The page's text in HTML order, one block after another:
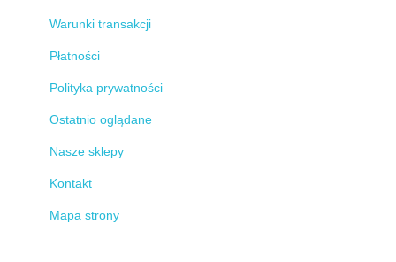
Warunki transakcji
Płatności
Polityka prywatności
Ostatnio oglądane
Nasze sklepy
Kontakt
Mapa strony